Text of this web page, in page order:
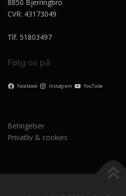
8850 Bjerringbro
CVR: 43173049
Tlf. 51803497
Følg os på
Facebook Instagram YouTube
Betingelser
Privatliv & cookies